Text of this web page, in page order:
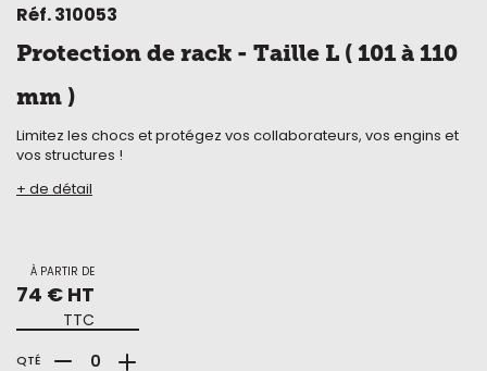
Réf.310053
Protection de rack - Taille L ( 101 à 110
mm )
Limitez les chocs et protégez vos collaborateurs, vos engins et
vos structures !
+ de détail
À PARTIR DE
74 € HT
TTC
QTÉ